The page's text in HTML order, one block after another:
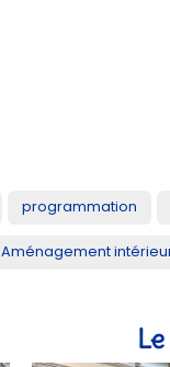
programmation
Aménagement